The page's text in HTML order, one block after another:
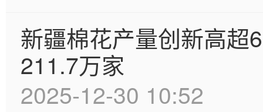
新疆棉花产量创新高超
211.7万家
2025-12-30 10:52